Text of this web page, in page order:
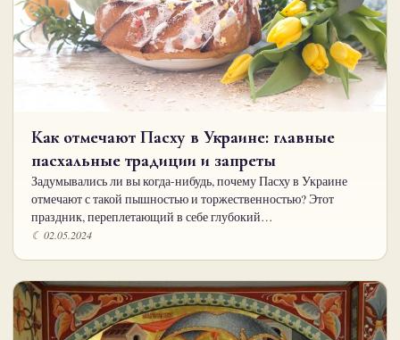
Как отмечают Пасху в Украине: главные
пасхальные традиции и запреты
Задумывались ли вы когда-нибудь, почему Пасху в Украине
отмечают с такой пышностью и торжественностью? Этот
праздник, переплетающий в себе глубокий…
☾ 02.05.2024